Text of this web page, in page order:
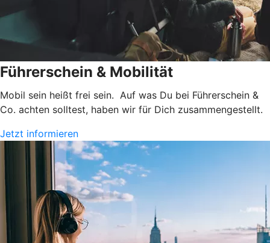
Führerschein & Mobilität
Mobil sein heißt frei sein. Auf was Du bei Führerschein &
Co. achten solltest, haben wir für Dich zusammengestellt.
Jetzt informieren